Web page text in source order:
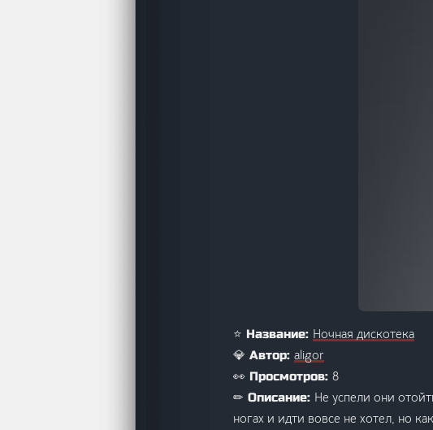
⭐ Название: Ночная дискотека
💎 Автор: aligor
👀 Просмотров: 8
✏ Описание: Не успели они
ногах и идти вовсе не хотел, но